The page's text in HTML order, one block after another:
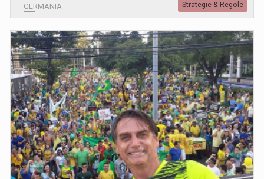
GERMANIA Strategie & Regole